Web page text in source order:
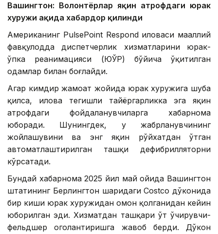
Вашингтон: Волонтёрлар яқин атрофдаги юрак
хуружи ҳақида хабардор қилинди
Американинг PulsePoint Respond иловаси маҳаллий
фавқулодда диспетчерлик хизматларини юрак-
ўпка реанимацияси (ЮЎР) бўйича ўқитилган
одамлар билан боғлайди.
Агар кимдир жамоат жойида юрак хуружига шубҳа
қилса, илова тегишли тайёргарликка эга яқин
атрофдаги фойдаланувчиларга хабарнома
юборади. Шунингдек, у жабрланувчининг
жойлашувини ва энг яқин рўйхатдан ўтган
автоматлаштирилган ташқи дефибрилляторни
кўрсатади.
Бундай хабарнома 2025 йил май ойида Вашингтон
штатининг Берлингтон шаҳридаги Costco дўконида
бир киши юрак хуружидан омон қолганидан кейин
юборилган эди. Хизматдан ташқари ўт ўчирувчи-
фельдшер огоҳлантиришга жавоб берди. Дўкон